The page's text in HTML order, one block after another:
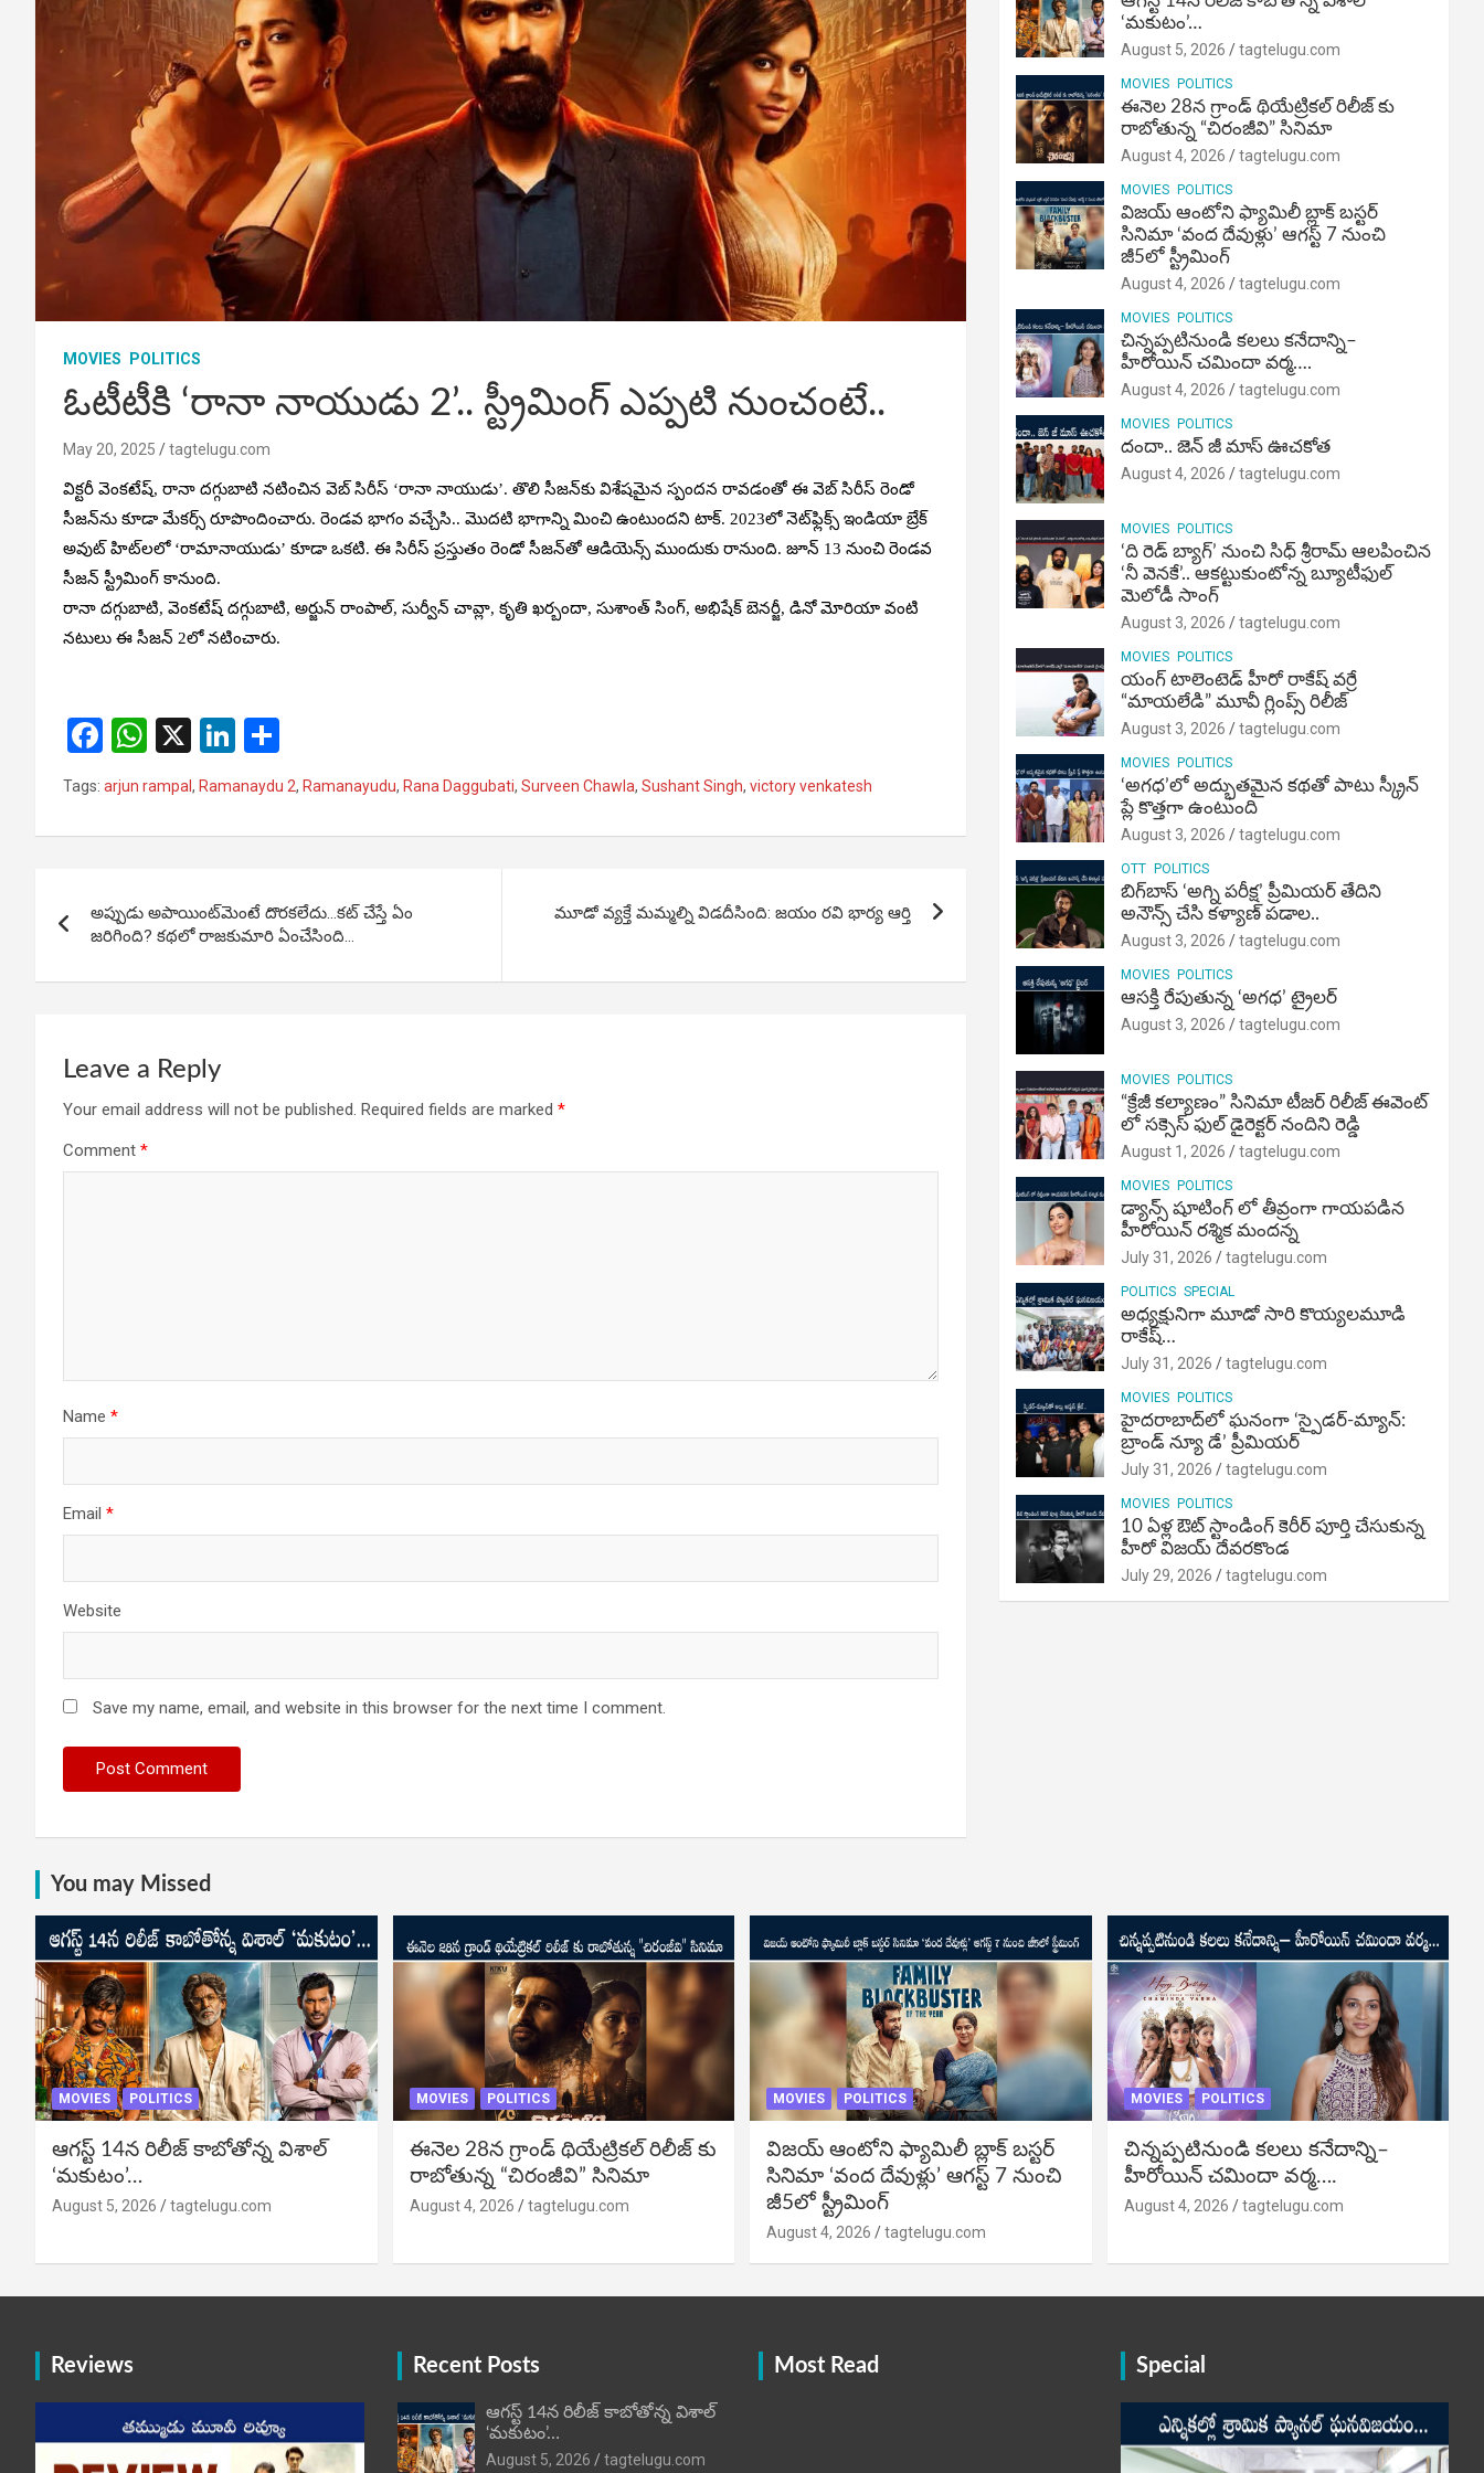
MOVIES POLITICS
ఓటీటీకి ‘రానా నాయుడు 2’.. స్ట్రీమింగ్ ఎప్పటి నుంచంటే..
May 20, 2025 tagtelugu.com
విక్టరీ వెంకటేష్, రానా దగ్గుబాటి నటించిన వెబ్ సిరీస్ ‘రానా నాయుడు’. తొలి సీజన్‌కు విశేషమైన స్పందన రావడంతో ఈ వెబ్ సిరీస్ రెండో
సీజన్‌ను కూడా మేకర్స్ రూపొందించారు. రెండవ భాగం వచ్చేసి.. మొదటి భాగాన్ని మించి ఉంటుందని టాక్. 2023లో నెట్‌ఫ్లిక్స్ ఇండియా బ్రేక్
అవుట్ హిట్‌లలో ‘రామానాయుడు’ కూడా ఒకటి. ఈ సిరీస్ ప్రస్తుతం రెండో సీజన్‌తో ఆడియెన్స్ ముందుకు రానుంది. జూన్ 13 నుంచి రెండవ
సీజన్ స్ట్రీమింగ్ కానుంది.
రానా దగ్గుబాటి, వెంకటేష్ దగ్గుబాటి, అర్జున్ రాంపాల్, సుర్వీన్ చావ్లా, కృతి ఖర్బందా, సుశాంత్ సింగ్, అభిషేక్ బెనర్జీ, డినో మోరియా వంటి
నటులు ఈ సీజన్ 2లో నటించారు.
F
a
ce
b
o
k
W
at
s
p
p
X
Li
ke
dI
h
ar
e
Tags: arjun rampal , Ramanaydu 2, Ramanayudu, Rana Daggubati, Surveen Chawla, Sushant Singh, victory venkatesh
navigation
అప్పుడు అపాయింట్‌మెంటే దొరకలేదు…కట్‌ చేస్తే ఏం
జరిగింది? కథలో రాజకుమారి ఏంచేసింది…
మూడో వ్యక్తే మమ్మల్ని విడదీసింది: జయం రవి భార్య ఆర్తి
Leave a Reply
Your email address will not be published. Required fields are marked *
Comment *
Name *
Email *
Website
Save my name, email, and website in this browser for the next time I comment.
‘మకుటం’…
August 5, 2026 tagtelugu.com
MOVIES POLITICS
ఈనెల 28న గ్రాండ్ థియేట్రికల్ రిలీజ్ కు
రాబోతున్న “చిరంజీవి” సినిమా
August 4, 2026 tagtelugu.com
MOVIES POLITICS
విజ‌య్ ఆంటోని ఫ్యామిలీ బ్లాక్ బ‌స్ట‌ర్‌
సినిమా ‘వంద దేవుళ్లు’ ఆగస్ట్ 7 నుంచి
జీ5లో స్ట్రీమింగ్
August 4, 2026 tagtelugu.com
MOVIES POLITICS
చిన్నప్పటినుండి కలలు కనేదాన్ని–
హీరోయిన్‌ చమిందా వర్మ….
August 4, 2026 tagtelugu.com
MOVIES POLITICS
దందా.. జెన్ జీ మాస్ ఊచకోత
August 4, 2026 tagtelugu.com
MOVIES POLITICS
‘ది రెడ్ బ్యాగ్’ నుంచి సిధ్ శ్రీరామ్ ఆలపించిన
‘నీ వెనకే’.. ఆకట్టుకుంటోన్న బ్యూటీఫుల్
మెలోడీ సాంగ్
August 3, 2026 tagtelugu.com
MOVIES POLITICS
యంగ్ టాలెంటెడ్ హీరో రాకేష్ వర్రే
“మాయలేడి” మూవీ గ్లింప్స్ రిలీజ్
August 3, 2026 tagtelugu.com
MOVIES POLITICS
‘అగధ’లో అద్భుతమైన కథతో పాటు స్క్రీన్
ప్లే కొత్తగా ఉంటుంది
August 3, 2026 tagtelugu.com
OTT POLITICS
బిగ్‌బాస్ ‘అగ్ని ప‌రీక్ష‌’ ప్రీమియర్ తేదిని
అనౌన్స్ చేసి కళ్యాణ్ పడాల..
August 3, 2026 tagtelugu.com
MOVIES POLITICS
ఆసక్తి రేపుతున్న ‘అగధ’ ట్రైలర్
August 3, 2026 tagtelugu.com
MOVIES POLITICS
“క్రేజీ కల్యాణం” సినిమా టీజర్ రిలీజ్ ఈవెంట్
లో సక్సెస్ ఫుల్ డైరెక్టర్ నందిని రెడ్డి
August 1, 2026 tagtelugu.com
MOVIES POLITICS
డ్యాన్స్ షూటింగ్ లో తీవ్రంగా గాయపడిన
హీరోయిన్ రశ్మిక మందన్న
July 31, 2026 tagtelugu.com
POLITICS SPECIAL
అధ్యక్షునిగా మూడో సారి కొయ్యలమూడి
రాకేష్‌…
July 31, 2026 tagtelugu.com
MOVIES POLITICS
హైదరాబాద్‌లో ఘనంగా ‘స్పైడర్-మ్యాన్:
బ్రాండ్ న్యూ డే’ ప్రీమియర్
July 31, 2026 tagtelugu.com
MOVIES POLITICS
10 ఏళ్ల ఔట్ స్టాండింగ్ కెరీర్ పూర్తి చేసుకున్న
హీరో విజయ్ దేవరకొండ
July 29, 2026 tagtelugu.com
You may Missed
MOVIES POLITICS
ఆగస్ట్ 14న రిలీజ్ కాబోతోన్న విశాల్
‘మకుటం’…
August 5, 2026 tagtelugu.com
MOVIES POLITICS
ఈనెల 28న గ్రాండ్ థియేట్రికల్ రిలీజ్ కు
రాబోతున్న “చిరంజీవి” సినిమా
August 4, 2026 tagtelugu.com
MOVIES POLITICS
విజ‌య్ ఆంటోని ఫ్యామిలీ బ్లాక్ బ‌స్ట‌ర్‌
సినిమా ‘వంద దేవుళ్లు’ ఆగస్ట్ 7 నుంచి
జీ5లో స్ట్రీమింగ్
August 4, 2026 tagtelugu.com
MOVIES POLITICS
చిన్నప్పటినుండి కలలు కనేదాన్ని–
హీరోయిన్‌ చమిందా వర్మ….
August 4, 2026 tagtelugu.com
Reviews Recent Posts
ఆగస్ట్ 14న రిలీజ్ కాబోతోన్న విశాల్
‘మకుటం’…
August 5, 2026
tagtelugu.com
Most Read Special